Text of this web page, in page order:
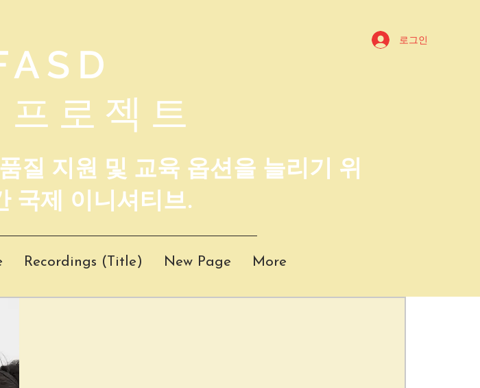
로젝트
로그인
질 지원 및 교육 옵션을 늘리기 위
국제 이니셔티브.
Recordings (Title) New Page More